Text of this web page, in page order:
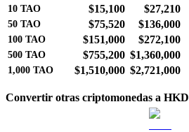
10 TAO $15,100 $27,210
50 TAO $75,520 $136,000
100 TAO $151,000 $272,100
500 TAO $755,200 $1,360,000
1,000 TAO $1,510,000 $2,721,000
Convertir otras criptomonedas a HKD